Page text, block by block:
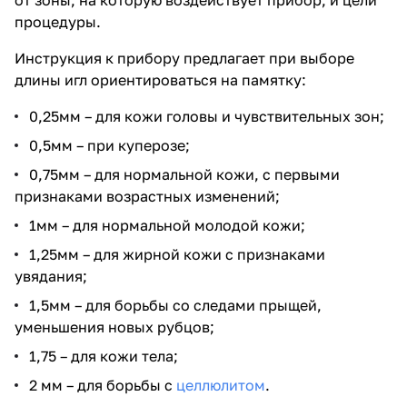
процедуры.
Инструкция к прибору предлагает при выборе
длины игл ориентироваться на памятку:
0,25мм – для кожи головы и чувствительных зон;
0,5мм – при куперозе;
0,75мм – для нормальной кожи, с первыми
признаками возрастных изменений;
1мм – для нормальной молодой кожи;
1,25мм – для жирной кожи с признаками
увядания;
1,5мм – для борьбы со следами прыщей,
уменьшения новых рубцов;
1,75 – для кожи тела;
2 мм – для борьбы с целлюлитом.